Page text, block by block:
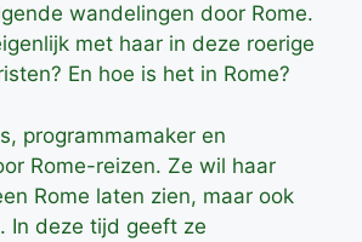
wandelingen door Rome.
met haar in deze roerige
En hoe is het in Rome?
programmamaker en
Rome-reizen. Ze wil haar
Rome laten zien, maar ook
In deze tijd geeft ze